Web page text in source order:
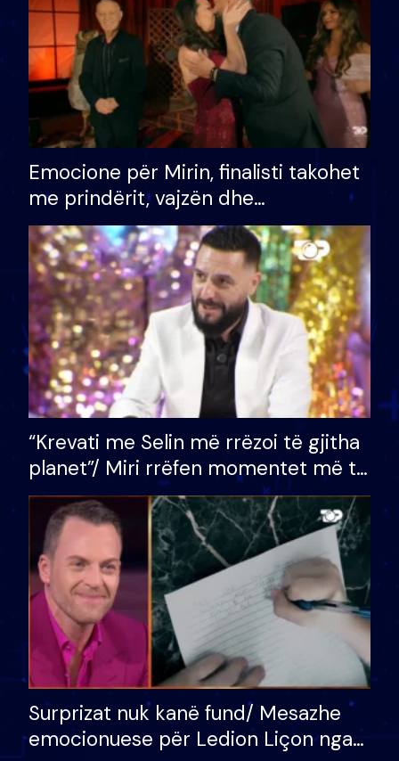
Emocione për Mirin, finalisti takohet
me prindërit, vajzën dhe
bashkëshorten: S’kemi ndonjë letër
divorci apo jo?
“Krevati me Selin më rrëzoi të gjitha
planet”/ Miri rrëfen momentet më të
bukura në shtëpinë e BB VIP: Do më
mungojë zilja e mëngjesit kur…
Surprizat nuk kanë fund/ Mesazhe
emocionuese për Ledion Liçon nga